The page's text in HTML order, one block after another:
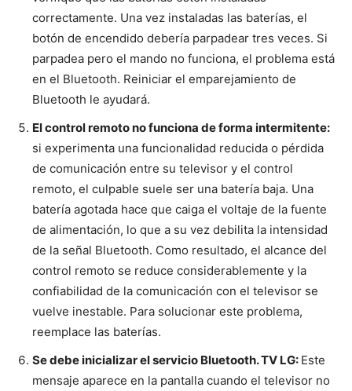
correctamente. Una vez instaladas las baterías, el
botón de encendido debería parpadear tres veces. Si
parpadea pero el mando no funciona, el problema está
en el Bluetooth. Reiniciar el emparejamiento de
Bluetooth le ayudará.
El control remoto no funciona de forma intermitente:
si experimenta una funcionalidad reducida o pérdida
de comunicación entre su televisor y el control
remoto, el culpable suele ser una batería baja. Una
batería agotada hace que caiga el voltaje de la fuente
de alimentación, lo que a su vez debilita la intensidad
de la señal Bluetooth. Como resultado, el alcance del
control remoto se reduce considerablemente y la
confiabilidad de la comunicación con el televisor se
vuelve inestable. Para solucionar este problema,
reemplace las baterías.
Se debe inicializar el servicio Bluetooth. TV LG: Este
mensaje aparece en la pantalla cuando el televisor no